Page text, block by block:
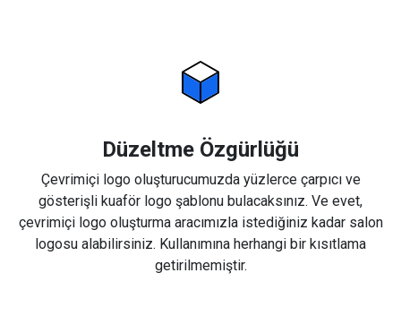
Düzeltme Özgürlüğü
Çevrimiçi logo oluşturucumuzda yüzlerce çarpıcı ve
gösterişli kuaför logo şablonu bulacaksınız. Ve evet,
çevrimiçi logo oluşturma aracımızla istediğiniz kadar salon
logosu alabilirsiniz. Kullanımına herhangi bir kısıtlama
getirilmemiştir.